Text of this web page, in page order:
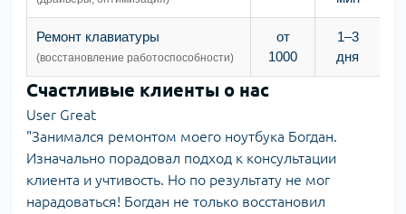
Ремонт клавиатуры
(восстановление работоспособности)
от
1000
1–3
дня
Счастливые клиенты о нас
User Great
"Занимался ремонтом моего ноутбука Богдан.
Изначально порадовал подход к консультации
клиента и учтивость. Но по результату не мог
нарадоваться! Богдан не только восстановил